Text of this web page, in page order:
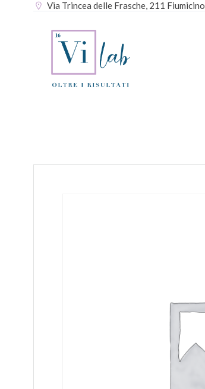
Via Trincea delle Frasche, 211 Fiumicino